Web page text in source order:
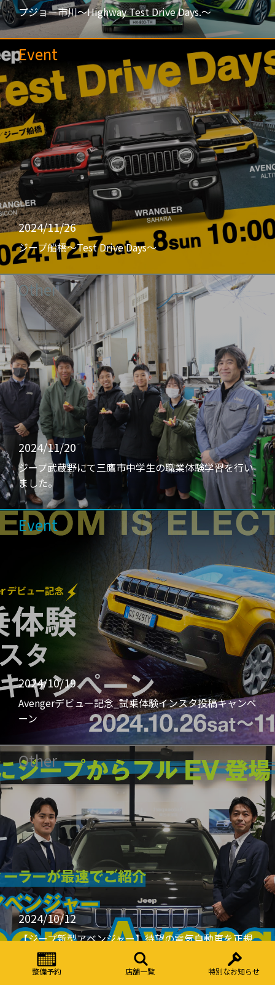
整備予約 店舗一覧 特別なお知らせ
プジョー市川〜Highway Test Drive Days.〜
Event
2024/11/26
ジープ船橋〜Test Drive Days〜
Other
2024/11/20
ジープ武蔵野にて三鷹市中学生の職業体験学習を行い
ました。
Event
2024/10/19
Avengerデビュー記念_試乗体験インスタ投稿キャンペ
ーン
Other
2024/10/12
【ジープ新型アベンジャー】待望の電気自動車を正規
ディーラーが最速でご紹介【第一弾】